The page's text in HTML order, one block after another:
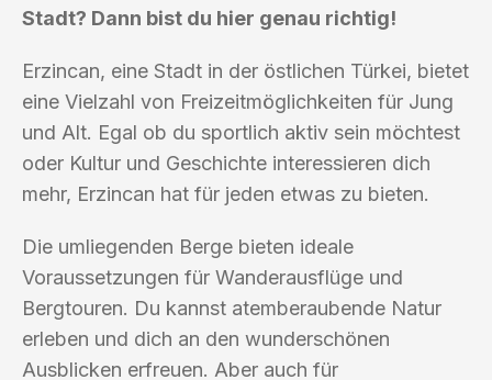
Stadt? Dann bist du hier genau richtig!
Erzincan, eine Stadt in der östlichen Türkei, bietet
eine Vielzahl von Freizeitmöglichkeiten für Jung
und Alt. Egal ob du sportlich aktiv sein möchtest
oder Kultur und Geschichte interessieren dich
mehr, Erzincan hat für jeden etwas zu bieten.
Die umliegenden Berge bieten ideale
Voraussetzungen für Wanderausflüge und
Bergtouren. Du kannst atemberaubende Natur
erleben und dich an den wunderschönen
Ausblicken erfreuen. Aber auch für